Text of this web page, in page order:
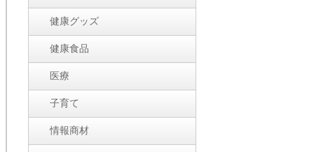
健康グッズ
健康食品
医療
子育て
情報商材